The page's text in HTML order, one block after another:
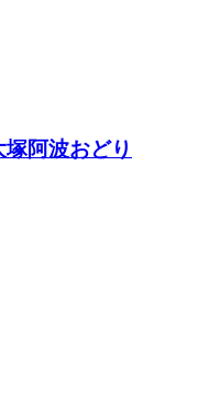
阿波おどり